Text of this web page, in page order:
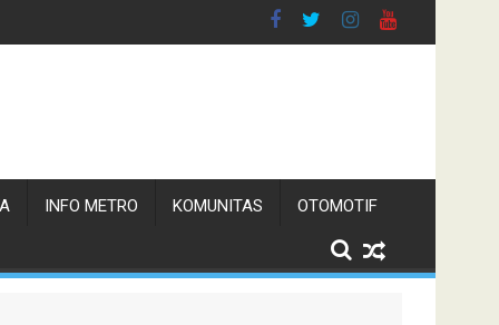
INFO METRO KOMUNITAS OTOMOTIF